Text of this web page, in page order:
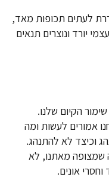
לעתים תכופות מאד,
יורד ונוצרים תנאים
הקיום שלנו.
אמורים לעשות ומה
וכיצד לא להתנהג.
שמצופה מאתנו, לא
אונים.